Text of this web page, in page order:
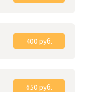
400 руб.
650 руб.